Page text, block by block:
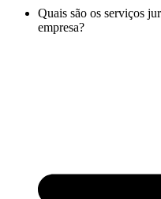
Quais são os serviços
empresa?